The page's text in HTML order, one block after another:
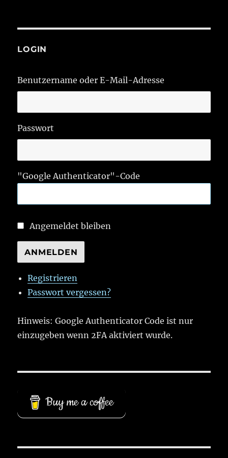
LOGIN
Benutzername oder E-Mail-Adresse
Passwort
"Google Authenticator"-Code
Angemeldet bleiben
ANMELDEN
Registrieren
Passwort vergessen?
Hinweis: Google Authenticator Code ist nur
einzugeben wenn 2FA aktiviert wurde.
Buy me a coffee